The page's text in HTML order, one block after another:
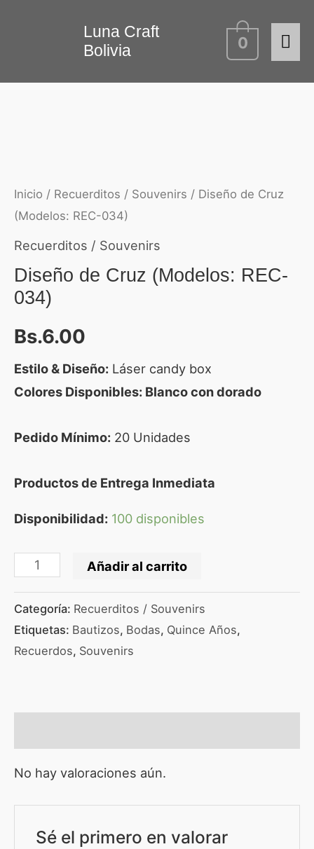
Luna Craft
Bolivia
0
Inicio / Recuerditos / Souvenirs / Diseño de Cruz
(Modelos: REC-034)
Recuerditos / Souvenirs
Diseño de Cruz (Modelos: REC-
034)
Bs.6.00
Estilo & Diseño: Láser candy box
Colores Disponibles: Blanco con dorado
Pedido Mínimo: 20 Unidades
Productos de Entrega Inmediata
Disponibilidad: 100 disponibles
Añadir al carrito
Categoría: Recuerditos / Souvenirs
Etiquetas: Bautizos, Bodas, Quince Años,
Recuerdos, Souvenirs
No hay valoraciones aún.
Sé el primero en valorar